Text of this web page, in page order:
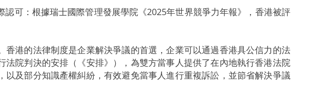
可：根據瑞士國際管理發展學院《2025年世界競爭力年報》，香港被評
港的法律制度是企業解決爭議的首選，企業可以通過香港具公信力的法
法院判決的安排（《安排》），為雙方當事人提供了在內地執行香港法院
以及部分知識產權糾紛，有效避免當事人進行重複訴訟，並節省解決爭議